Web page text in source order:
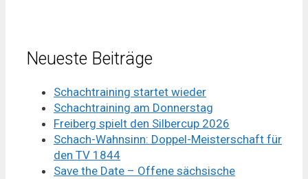
Neueste Beiträge
Schachtraining startet wieder
Schachtraining am Donnerstag
Freiberg spielt den Silbercup 2026
Schach-Wahnsinn: Doppel-Meisterschaft für
den TV 1844
Save the Date – Offene sächsische